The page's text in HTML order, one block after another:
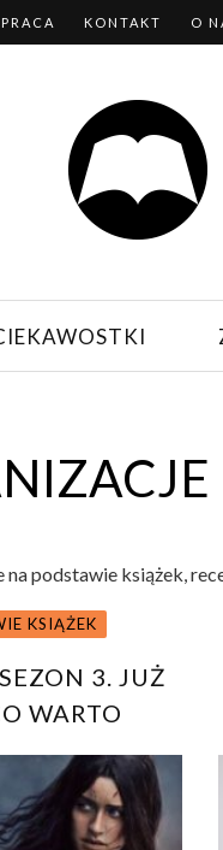
KONTAKT O
podstawie książek,
KSIĄŻEK
3. JUŻ
WARTO